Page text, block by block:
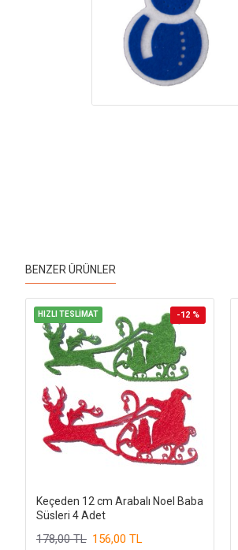
BENZER ÜRÜNLER
HIZLI TESLİMAT -12 %
Keçeden 12 cm Arabalı Noel Baba
Süsleri 4 Adet
156,00 TL
178,00 TL